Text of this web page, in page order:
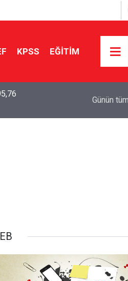
KPSS EĞİTİM
Tercihine Yerleşti
Günün tüm